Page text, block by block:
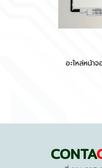
CONTA